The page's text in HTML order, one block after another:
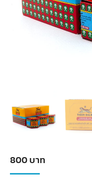
800บาท